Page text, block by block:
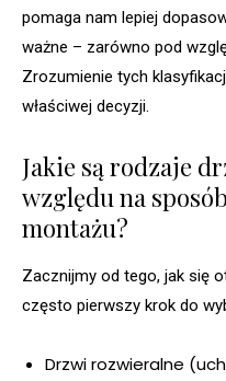
pomaga nam lepiej
ważne – zarówno pod
Zrozumienie tych
właściwej decyzji.
Jakie są rodzaje
względu na
montażu?
Zacznijmy od tego, jak się
często pierwszy krok do
Drzwi rozwieralne